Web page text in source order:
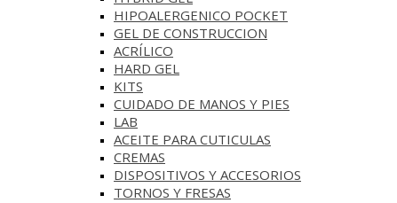
HIPOALERGENICO POCKET
GEL DE CONSTRUCCION
ACRÍLICO
HARD GEL
KITS
CUIDADO DE MANOS Y PIES
LAB
ACEITE PARA CUTICULAS
CREMAS
DISPOSITIVOS Y ACCESORIOS
TORNOS Y FRESAS